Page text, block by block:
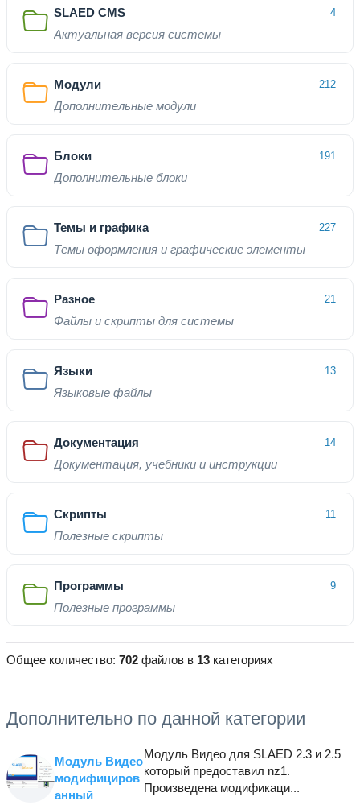
SLAED CMS 4
Актуальная версия системы
Модули 212
Дополнительные модули
Блоки 191
Дополнительные блоки
Темы и графика 227
Темы оформления и графические элементы
Разное 21
Файлы и скрипты для системы
Языки 13
Языковые файлы
Документация 14
Документация, учебники и инструкции
Скрипты 11
Полезные скрипты
Программы 9
Полезные программы
Общее количество: 702 файлов в 13 категориях
Дополнительно по данной категории
Модуль Видео
модифициров
анный
Модуль Видео для SLAED 2.3 и 2.5
который предоставил nz1.
Произведена модификаци...